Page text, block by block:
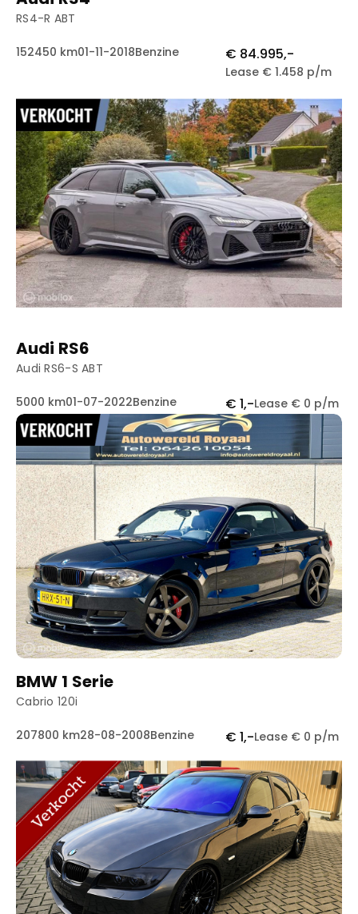
RS4-R ABT
152450 km01-11-2018Benzine € 84.995,-
Lease € 1.458 p/m
Audi RS6
Audi RS6-S ABT
5000 km01-07-2022Benzine € 1,-Lease € 0 p/m
BMW 1 Serie
Cabrio 120i
207800 km28-08-2008Benzine € 1,-Lease € 0 p/m